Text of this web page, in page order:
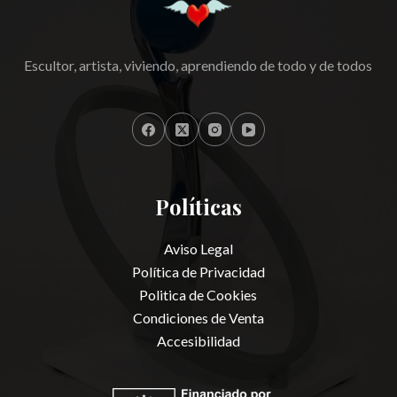
Escultor, artista, viviendo, aprendiendo de todo y de todos
Políticas
Aviso Legal
Política de Privacidad
Politica de Cookies
Condiciones de Venta
Accesibilidad